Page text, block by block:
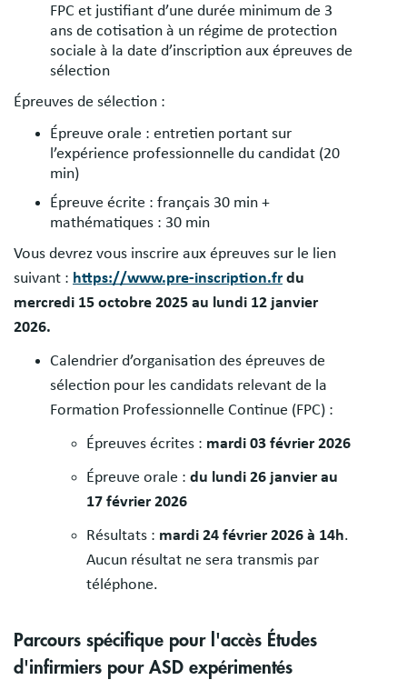
FPC et justifiant d’une durée minimum de 3
ans de cotisation à un régime de protection
sociale à la date d’inscription aux épreuves de
sélection
Épreuves de sélection :
Épreuve orale : entretien portant sur
l’expérience professionnelle du candidat (20
min)
Épreuve écrite : français 30 min +
mathématiques : 30 min
Vous devrez vous inscrire aux épreuves sur le lien
suivant : https://www.pre-inscription.fr du
mercredi 15 octobre 2025 au lundi 12 janvier
2026.
Calendrier d’organisation des épreuves de
sélection pour les candidats relevant de la
Formation Professionnelle Continue (FPC) :
Épreuves écrites : mardi 03 février 2026
Épreuve orale : du lundi 26 janvier au
17 février 2026
Résultats : mardi 24 février 2026 à 14h.
Aucun résultat ne sera transmis par
téléphone.
Parcours spécifique pour l'accès Études
d'infirmiers pour ASD expérimentés